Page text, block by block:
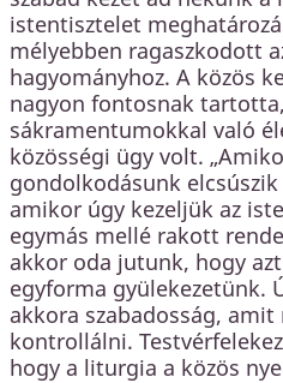
istentisztelet
mélyebben ragaszkodott
hagyományhoz. A közös
nagyon fontosnak
sákramentumokkal való
közösségi ügy volt.
gondolkodásunk
amikor úgy kezeljük az
egymás mellé rakott
akkor oda jutunk, hogy
egyforma gyülekezetünk.
akkora szabadosság,
kontrollálni.
hogy a liturgia a közös